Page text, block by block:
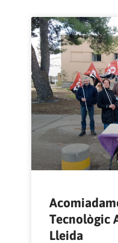
Tecnològic
Lleida